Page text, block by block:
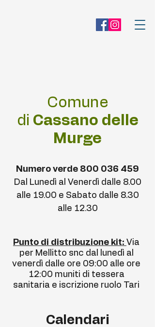
Comune
di Cassano delle
Murge
Numero verde 800 036 459
Dal Lunedì al Venerdì dalle 8.00
alle 19.00 e Sabato dalle 8.30
alle 12.30
Punto di distribuzione kit: Via
per Mellitto snc dal lunedì al
venerdì dalle ore 09:00 alle ore
12:00 muniti di tessera
sanitaria e iscrizione ruolo Tari
Calendari